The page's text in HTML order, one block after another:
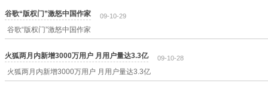
谷歌“版权门”激怒中国作家 09-10-29
谷歌“版权门”激怒中国作家
火狐两月内新增3000万用户 月用户量达3.3亿 09-10-28
火狐两月内新增3000万用户 月用户量达3.3亿